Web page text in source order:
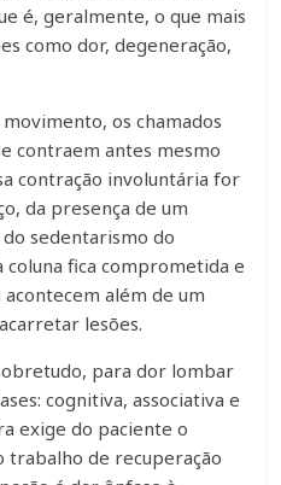
é, geralmente, o que mais
como dor, degeneração,
os chamados
contraem antes mesmo
contração involuntária for
da presença de um
sedentarismo do
fica comprometida e
além de um
lesões.
para dor lombar
cognitiva, associativa e
exige do paciente o
trabalho de recuperação